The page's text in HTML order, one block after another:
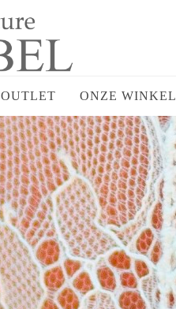
OUTLET ONZE WINKEL